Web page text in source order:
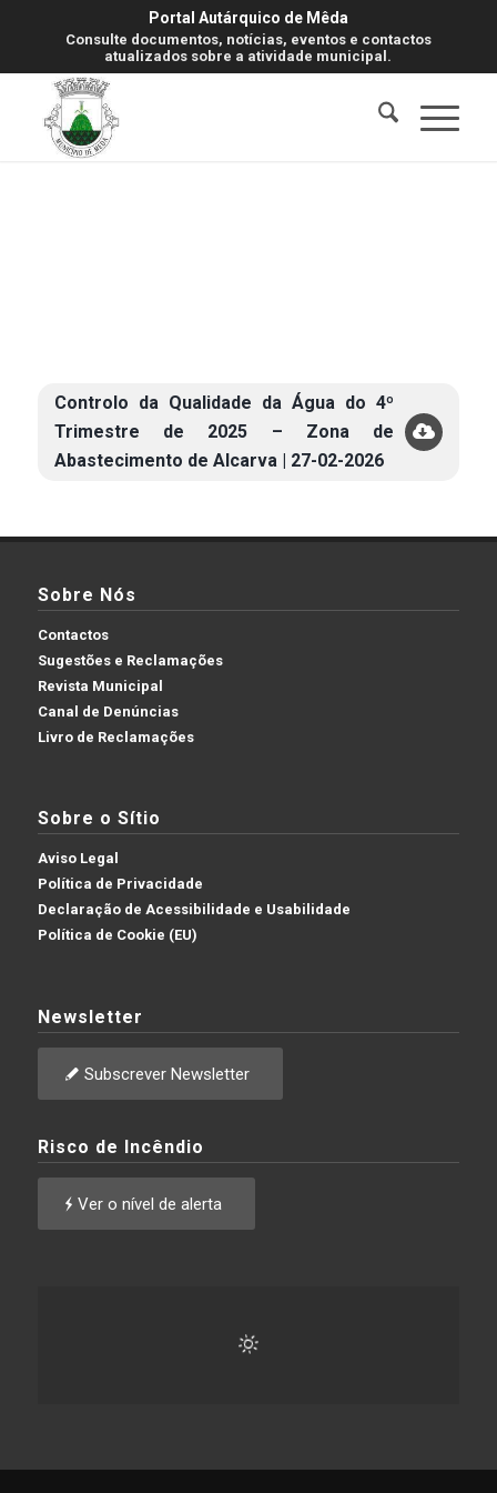
Portal Autárquico de Mêda
Consulte documentos, notícias, eventos e contactos
atualizados sobre a atividade municipal.
Controlo da Qualidade da Água do 4º
Trimestre de 2025 – Zona de
Abastecimento de Alcarva | 27-02-2026
Sobre Nós
Contactos
Sugestões e Reclamações
Revista Municipal
Canal de Denúncias
Livro de Reclamações
Sobre o Sítio
Aviso Legal
Política de Privacidade
Declaração de Acessibilidade e Usabilidade
Política de Cookie (EU)
Newsletter
Subscrever Newsletter
Risco de Incêndio
Ver o nível de alerta